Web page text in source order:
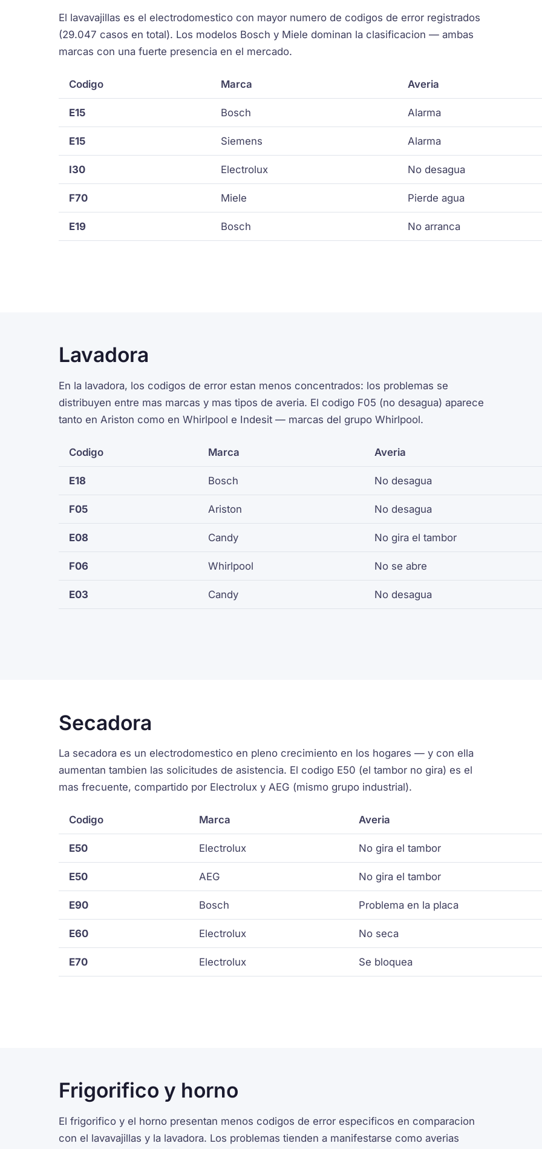
El lavavajillas es el electrodomestico con mayor numero de codigos de error registrados
(29.047 casos en total). Los modelos Bosch y Miele dominan la clasificacion — ambas
marcas con una fuerte presencia en el mercado.
Codigo Marca Averia
E15 Bosch Alarma
E15 Siemens Alarma
I30 Electrolux No desagua
F70 Miele Pierde agua
E19 Bosch No arranca
Lavadora
En la lavadora, los codigos de error estan menos concentrados: los problemas se
distribuyen entre mas marcas y mas tipos de averia. El codigo F05 (no desagua) aparece
tanto en Ariston como en Whirlpool e Indesit — marcas del grupo Whirlpool.
Codigo Marca Averia
E18 Bosch No desagua
F05 Ariston No desagua
E08 Candy No gira el tambor
F06 Whirlpool No se abre
E03 Candy No desagua
Secadora
La secadora es un electrodomestico en pleno crecimiento en los hogares — y con ella
aumentan tambien las solicitudes de asistencia. El codigo E50 (el tambor no gira) es el
mas frecuente, compartido por Electrolux y AEG (mismo grupo industrial).
Codigo Marca Averia
E50 Electrolux No gira el tambor
E50 AEG No gira el tambor
E90 Bosch Problema en la placa
E60 Electrolux No seca
E70 Electrolux Se bloquea
Frigorifico y horno
El frigorifico y el horno presentan menos codigos de error especificos en comparacion
con el lavavajillas y la lavadora. Los problemas tienden a manifestarse como averias